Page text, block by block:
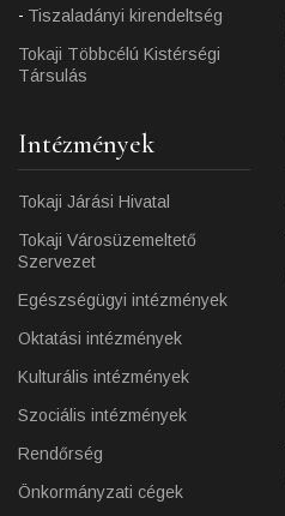
Tiszaladányi kirendeltség
Tokaji Többcélú Kistérségi
Társulás
Intézmények
Tokaji Járási Hivatal
Tokaji Városüzemeltető
Szervezet
Egészségügyi intézmények
Oktatási intézmények
Kulturális intézmények
Szociális intézmények
Rendőrség
Önkormányzati cégek